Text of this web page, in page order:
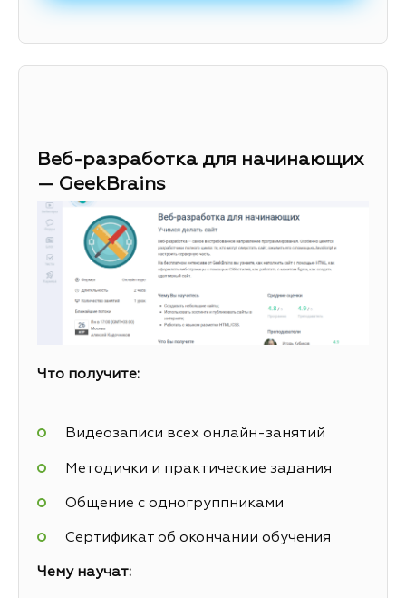
Веб-разработка для начинающих
— GeekBrains
Что получите:
Видеозаписи всех онлайн-занятий
Методички и практические задания
Общение с одногруппниками
Сертификат об окончании обучения
Чему научат: